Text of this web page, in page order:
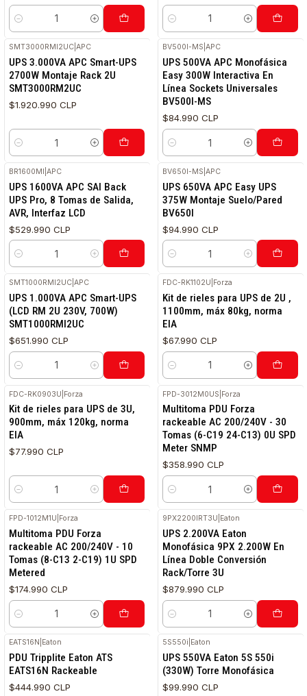
Cantidad Cantidad
SMT3000RMI2UC |APC
UPS 3.000VA APC Smart-UPS
2700W Montaje Rack 2U
SMT3000RM2UC
$1.920.990 CLP
Cantidad
BV500I-MS |APC
UPS 500VA APC Monofásica
Easy 300W Interactiva En
Línea Sockets Universales
BV500I-MS
$84.990 CLP
Cantidad
BR1600MI |APC
UPS 1600VA APC SAI Back
UPS Pro, 8 Tomas de Salida,
AVR, Interfaz LCD
$529.990 CLP
Cantidad
BV650I-MS |APC
UPS 650VA APC Easy UPS
375W Montaje Suelo/Pared
BV650I
$94.990 CLP
Cantidad
SMT1000RMI2UC |APC
UPS 1.000VA APC Smart-UPS
(LCD RM 2U 230V, 700W)
SMT1000RMI2UC
$651.990 CLP
Cantidad
FDC-RK1102U Forza
Kit de rieles para UPS de 2U ,
1100mm, máx 80kg, norma
EIA
$67.990 CLP
Cantidad
FDC-RK0903U Forza
Kit de rieles para UPS de 3U,
900mm, máx 120kg, norma
EIA
$77.990 CLP
Cantidad
FPD-3012M0US Forza
Multitoma PDU Forza
rackeable AC 200/240V - 30
Tomas (6-C19 24-C13) 0U SPD
Meter SNMP
$358.990 CLP
Cantidad
FPD-1012M1U Forza
Multitoma PDU Forza
rackeable AC 200/240V - 10
Tomas (8-C13 2-C19) 1U SPD
Metered
$174.990 CLP
Cantidad
9PX2200IRT3U Eaton
UPS 2.200VA Eaton
Monofásica 9PX 2.200W En
Línea Doble Conversión
Rack/Torre 3U
$879.990 CLP
Cantidad
EATS16N Eaton
PDU Tripplite Eaton ATS
EATS16N Rackeable
$444.990 CLP
5S550i Eaton
UPS 550VA Eaton 5S 550i
(330W) Torre Monofásica
$99.990 CLP